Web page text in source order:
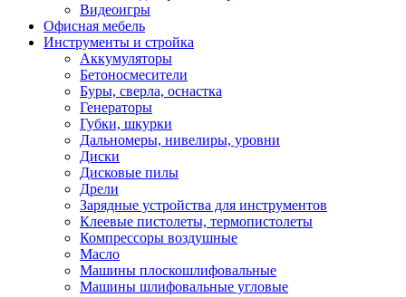
Видеоигры
Офисная мебель
Инструменты и стройка
Аккумуляторы
Бетоносмесители
Буры, сверла, оснастка
Генераторы
Губки, шкурки
Дальномеры, нивелиры, уровни
Диски
Дисковые пилы
Дрели
Зарядные устройства для инструментов
Клеевые пистолеты, термопистолеты
Компрессоры воздушные
Масло
Машины плоскошлифовальные
Машины шлифовальные угловые